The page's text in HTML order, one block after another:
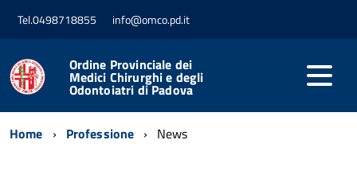
Tel.0498718855 info@omco.pd.it
Ordine Provinciale dei
Medici Chirurghi e degli
Odontoiatri di Padova
Home Professione News